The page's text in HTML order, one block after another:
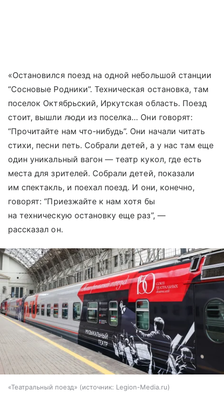
«Остановился поезд на одной небольшой станции
“Сосновые Родники”. Техническая остановка, там
поселок Октябрьский, Иркутская область. Поезд
стоит, вышли люди из поселка… Они говорят:
“Прочитайте нам что-нибудь”. Они начали читать
стихи, песни петь. Собрали детей, а у нас там еще
один уникальный вагон — театр кукол, где есть
места для зрителей. Собрали детей, показали
им спектакль, и поехал поезд. И они, конечно,
говорят: “Приезжайте к нам хотя бы
на техническую остановку еще раз”, —
рассказал он.
«Театральный поезд» источник: Legion-Media.ru